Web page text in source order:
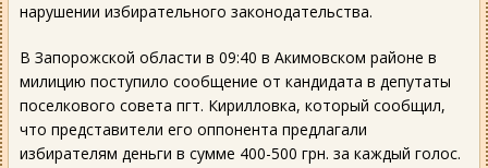
нарушении избирательного законодательства.
В Запорожской области в 09:40 в Акимовском районе в
милицию поступило сообщение от кандидата в депутаты
поселкового совета пгт. Кирилловка, который сообщил,
что представители его оппонента предлагали
избирателям деньги в сумме 400-500 грн. за каждый голос.